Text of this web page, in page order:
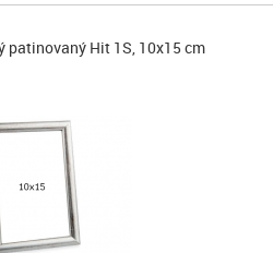
patinovaný Hit 1S, 10x15 cm